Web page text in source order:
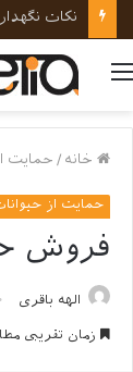
نکات
منو
خانه / حمایت
حمایت از
فروش
الهه باقری
زمان تقریبی مطالعه 3